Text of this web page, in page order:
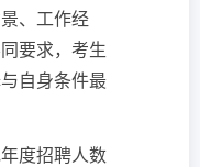
、工作经
要求，考生
自身条件最
度招聘人数